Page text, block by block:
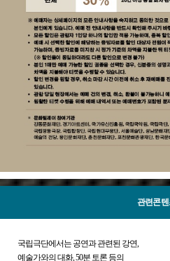
관련콘
국립극단에서는 공연과 관련된 강연,
예술가와의 대화, 50분 토론 등의